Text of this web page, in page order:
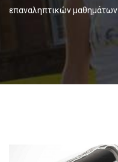
επαναληπτικών μαθημάτων